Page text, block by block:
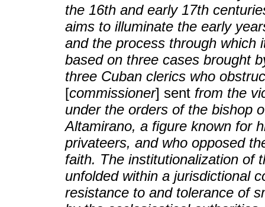
the 16th and early 17th
aims to illuminate the early
and the process through which
based on three cases brought
three Cuban clerics who
[commissioner] sent from the
under the orders of the bishop
Altamirano, a figure known for
privateers, and who opposed
faith. The institutionalization of
unfolded within a jurisdictional
resistance to and tolerance of